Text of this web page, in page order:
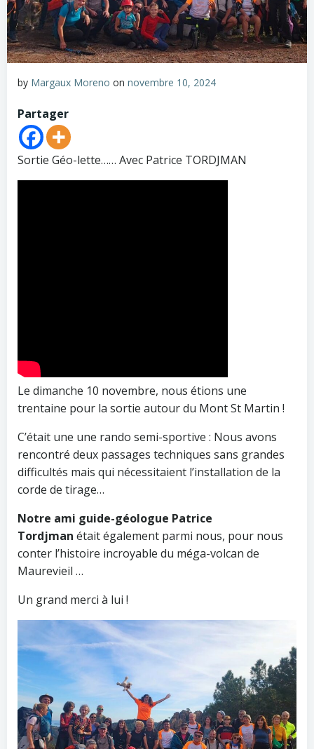
by Margaux Moreno on novembre 10, 2024
Partager
Sortie Géo-lette…… Avec Patrice TORDJMAN
Le dimanche 10 novembre, nous étions une
trentaine pour la sortie autour du Mont St Martin !
C’était une une rando semi-sportive : Nous avons
rencontré deux passages techniques sans grandes
difficultés mais qui nécessitaient l’installation de la
corde de tirage…
Notre ami guide-géologue Patrice
Tordjman était également parmi nous, pour nous
conter l’histoire incroyable du méga-volcan de
Maurevieil …
Un grand merci à lui !